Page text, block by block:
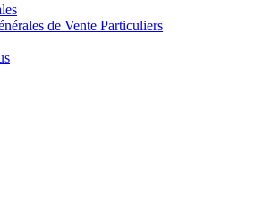
de Vente Particuliers